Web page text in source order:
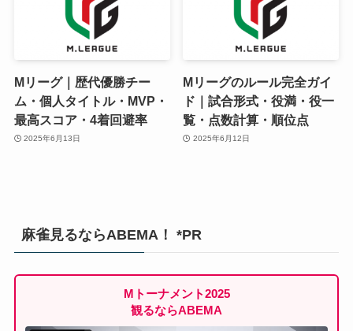
Mリーグ｜歴代優勝チー
ム・個人タイトル・MVP・
最高スコア・4着回避率
2025年6月13日
Mリーグのルール完全ガイ
ド｜試合形式・役満・役一
覧・点数計算・順位点
2025年6月12日
麻雀見るならABEMA！ *PR
Mトーナメント2025
観るならABEMA